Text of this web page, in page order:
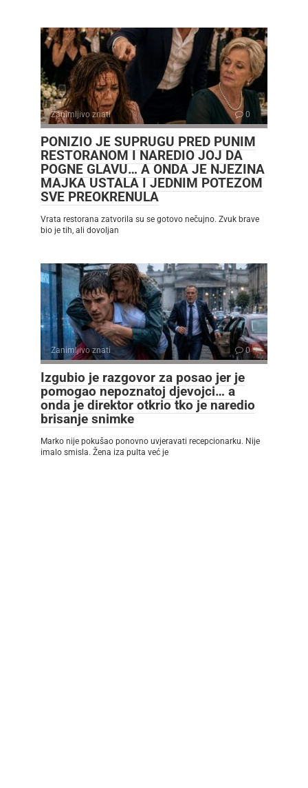
Zanimljivo znati 0
PONIZIO JE SUPRUGU PRED PUNIM
RESTORANOM I NAREDIO JOJ DA
POGNE GLAVU… A ONDA JE NJEZINA
MAJKA USTALA I JEDNIM POTEZOM
SVE PREOKRENULA
Vrata restorana zatvorila su se gotovo nečujno. Zvuk brave
bio je tih, ali dovoljan
Zanimljivo znati 0
Izgubio je razgovor za posao jer je
pomogao nepoznatoj djevojci… a
onda je direktor otkrio tko je naredio
brisanje snimke
Marko nije pokušao ponovno uvjeravati recepcionarku. Nije
imalo smisla. Žena iza pulta već je